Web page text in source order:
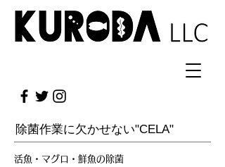
除菌作業に欠かせない"CELA"
活魚・マグロ・鮮魚の除菌